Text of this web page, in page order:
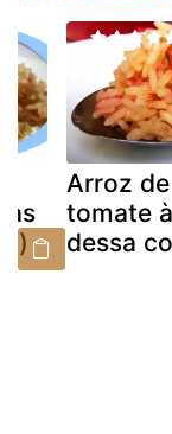
Arroz de
tomate
dessa